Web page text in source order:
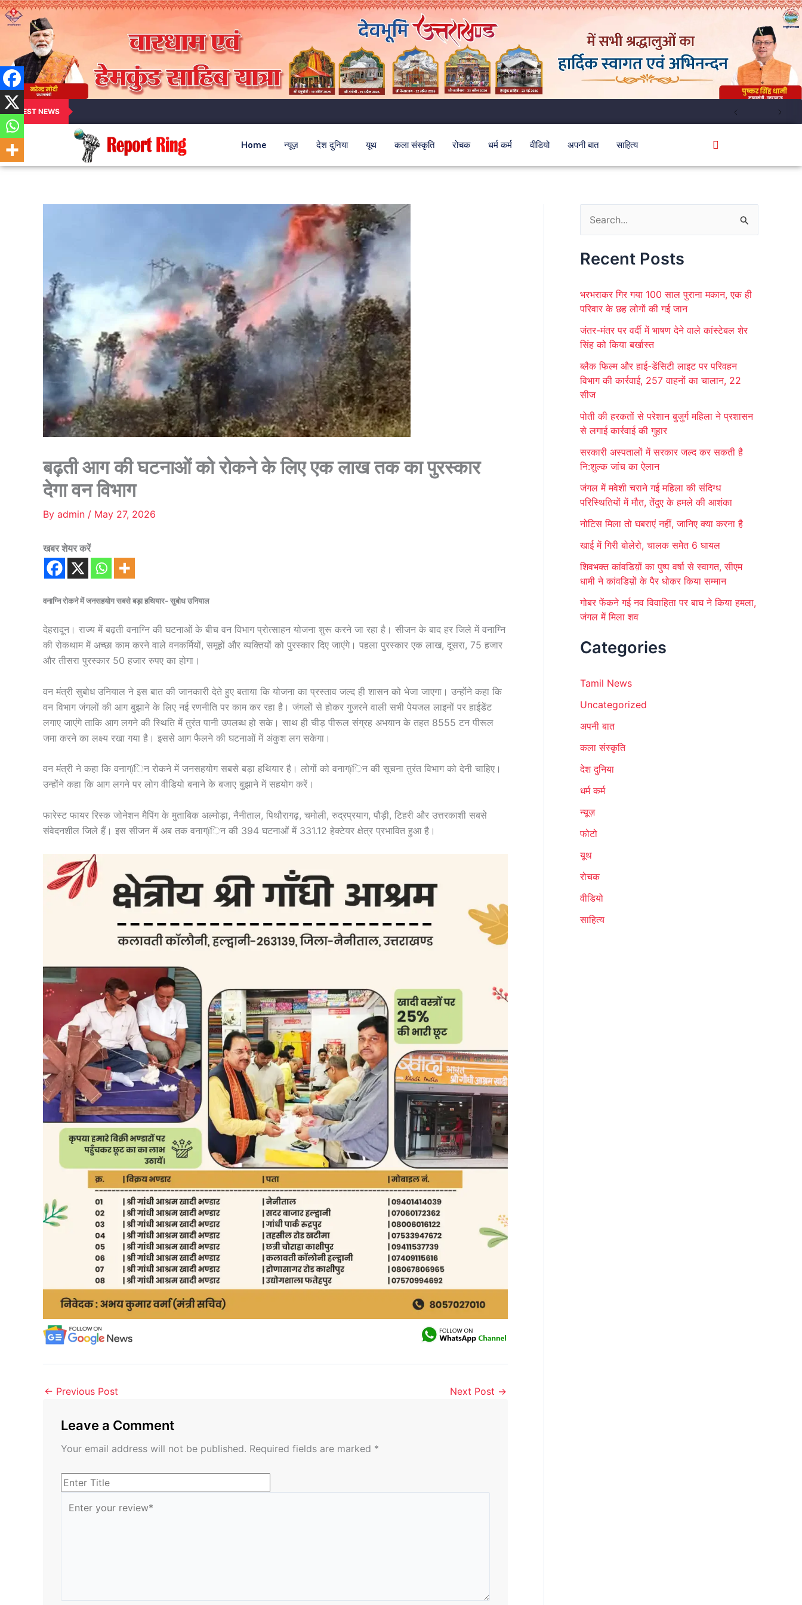
LATEST NEWS
Home न्यूज़ देश दुनिया यूथ कला संस्कृति रोचक धर्म कर्म वीडियो अपनी बात साहित्य
बढ़ती आग की घटनाओं को रोकने के लिए एक लाख तक का पुरस्कार
देगा वन विभाग
By admin / May 27, 2026
खबर शेयर करें
वनाग्नि रोकने में जनसहयोग सबसे बड़ा हथियार- सुबोध उनियाल
देहरादून। राज्य में बढ़ती वनाग्नि की घटनाओं के बीच वन विभाग प्रोत्साहन योजना शुरू करने जा रहा है। सीजन के बाद हर जिले में वनाग्नि
की रोकथाम में अच्छा काम करने वाले वनकर्मियों, समूहों और व्यक्तियों को पुरस्कार दिए जाएंगे। पहला पुरस्कार एक लाख, दूसरा, 75 हजार
और तीसरा पुरस्कार 50 हजार रुपए का होगा।
वन मंत्री सुबोध उनियाल ने इस बात की जानकारी देते हुए बताया कि योजना का प्रस्ताव जल्द ही शासन को भेजा जाएगा। उन्होंंने कहा कि
वन विभाग जंगलों की आग बुझाने के लिए नई रणनीति पर काम कर रहा है। जंगलों से होकर गुजरने वाली सभी पेयजल लाइनों पर हाईडेंट
लगाए जाएंगे ताकि आग लगने की स्थिति में तुरंत पानी उपलब्ध हो सके। साथ ही चीड़ पीरूल संग्रह अभयान के तहत 8555 टन पीरूल
जमा करने का लक्ष्य रखा गया है। इससे आग फैलने की घटनाओं में अंकुश लग सकेगा।
वन मंत्री ने कहा कि वनाग्ïिन रोकने में जनसहयोग सबसे बड़ा हथियार है। लोगों को वनाग्ïिन की सूचना तुरंत विभाग को देनी चाहिए।
उन्होंने कहा कि आग लगने पर लोग वीडियो बनाने के बजाए बुझाने में सहयोग करें।
फारेस्ट फायर रिस्क जोनेशन मैपिंग के मुताबिक अल्मोड़ा, नैनीताल, पिथौरागढ़, चमोली, रुद्रप्रयाग, पौड़ी, टिहरी और उत्तरकाशी सबसे
संवेदनशील जिले हैं। इस सीजन में अब तक वनाग्ïिन की 394 घटनाओं में 331.12 हेक्टेयर क्षेत्र प्रभावित हुआ है।
← Previous Post Next Post →
Leave a Comment
Your email address will not be published. Required fields are marked *
a
c
f
r
:
Recent Posts
भरभराकर गिर गया 100 साल पुराना मकान, एक ही
परिवार के छह लोगों की गई जान
जंतर-मंतर पर वर्दी में भाषण देने वाले कांस्टेबल शेर
सिंह को किया बर्खास्त
ब्लैक फिल्म और हाई-डेंसिटी लाइट पर परिवहन
विभाग की कार्रवाई, 257 वाहनों का चालान, 22
सीज
पोती की हरकतों से परेशान बुजुर्ग महिला ने प्रशासन
से लगाई कार्रवाई की गुहार
सरकारी अस्पतालों में सरकार जल्द कर सकती है
नि:शुल्क जांच का ऐलान
जंगल में मवेशी चराने गई महिला की संदिग्ध
परिस्थितियों में मौत, तेंदुए के हमले की आशंका
नोटिस मिला तो घबराएं नहीं, जानिए क्या करना है
खाई में गिरी बोलेरो, चालक समेेत 6 घायल
शिवभक्त कांवडिय़ों का पुष्प वर्षा से स्वागत, सीएम
धामी ने कांवडिय़ों के पैर धोकर किया सम्मान
गोबर फेंकने गई नव विवाहिता पर बाघ ने किया हमला,
जंगल में मिला शव
Categories
Tamil News
Uncategorized
अपनी बात
कला संस्कृति
देश दुनिया
धर्म कर्म
न्यूज़
फोटो
यूथ
रोचक
वीडियो
साहित्य